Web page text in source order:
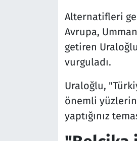
Alternatifleri
Avrupa,
getiren
vurguladı.
Uraloğlu,
önemli
yaptığınız